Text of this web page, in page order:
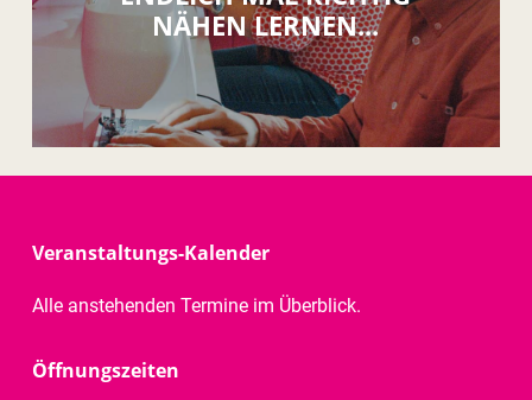
NÄHEN LERNEN...
Veranstaltungs-Kalender
Alle anstehenden Termine im Überblick.
Öffnungszeiten